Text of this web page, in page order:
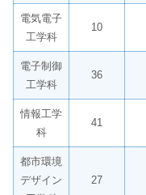
電気電子
工学科
10
電子制御
工学科
36
情報工学
科
41
都市環境
デザイン
27